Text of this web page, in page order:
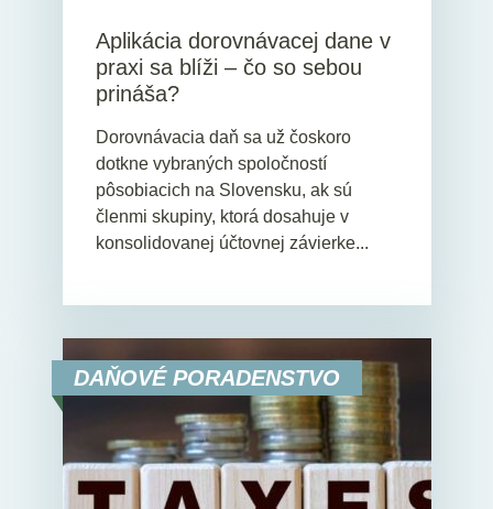
Aplikácia dorovnávacej dane v
praxi sa blíži – čo so sebou
prináša?
Dorovnávacia daň sa už čoskoro
dotkne vybraných spoločností
pôsobiacich na Slovensku, ak sú
členmi skupiny, ktorá dosahuje v
konsolidovanej účtovnej závierke...
DAŇOVÉ PORADENSTVO